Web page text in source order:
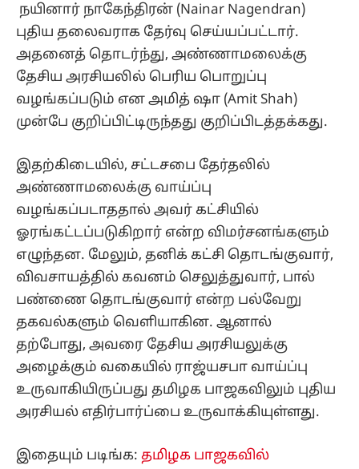
நயினார் நாகேந்திரன் (Nainar Nagendran)
புதிய தலைவராக தேர்வு செய்யப்பட்டார்.
அதனைத் தொடர்ந்து, அண்ணாமலைக்கு
தேசிய அரசியலில் பெரிய பொறுப்பு
வழங்கப்படும் என அமித் ஷா (Amit Shah)
முன்பே குறிப்பிட்டிருந்தது குறிப்பிடத்தக்கது.
இதற்கிடையில், சட்டசபை தேர்தலில்
அண்ணாமலைக்கு வாய்ப்பு
வழங்கப்படாததால் அவர் கட்சியில்
ஓரங்கட்டப்படுகிறார் என்ற விமர்சனங்களும்
எழுந்தன. மேலும், தனிக் கட்சி தொடங்குவார்,
விவசாயத்தில் கவனம் செலுத்துவார், பால்
பண்ணை தொடங்குவார் என்ற பல்வேறு
தகவல்களும் வெளியாகின. ஆனால்
தற்போது, அவரை தேசிய அரசியலுக்கு
அழைக்கும் வகையில் ராஜ்யசபா வாய்ப்பு
உருவாகியிருப்பது தமிழக பாஜகவிலும் புதிய
அரசியல் எதிர்பார்ப்பை உருவாக்கியுள்ளது.
இதையும் படிங்க: தமிழக பாஜகவில்